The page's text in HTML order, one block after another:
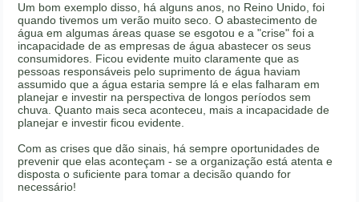
Um bom exemplo disso, há alguns anos, no Reino Unido, foi
quando tivemos um verão muito seco. O abastecimento de
água em algumas áreas quase se esgotou e a "crise" foi a
incapacidade de as empresas de água abastecer os seus
consumidores. Ficou evidente muito claramente que as
pessoas responsáveis pelo suprimento de água haviam
assumido que a água estaria sempre lá e elas falharam em
planejar e investir na perspectiva de longos períodos sem
chuva. Quanto mais seca aconteceu, mais a incapacidade de
planejar e investir ficou evidente.
Com as crises que dão sinais, há sempre oportunidades de
prevenir que elas aconteçam - se a organização está atenta e
disposta o suficiente para tomar a decisão quando for
necessário!